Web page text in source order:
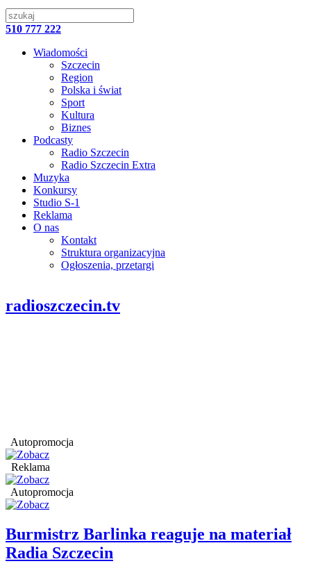
510 777 222
Wiadomości
Szczecin
Region
Polska i świat
Sport
Kultura
Biznes
Podcasty
Radio Szczecin
Radio Szczecin Extra
Muzyka
Konkursy
Studio S-1
Reklama
O nas
Kontakt
Struktura organizacyjna
Ogłoszenia, przetargi
radioszczecin.tv
Autopromocja
Reklama
Autopromocja
Burmistrz Barlinka reaguje na materiał
Radia Szczecin